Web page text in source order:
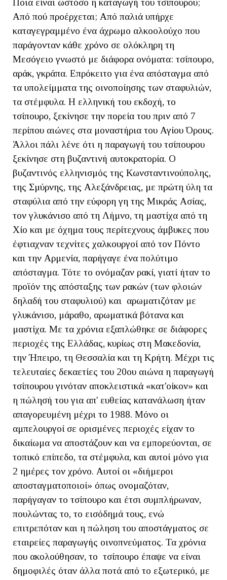
Ποια είναι ωστόσο η καταγωγή του τσίπουρου;
Από πού προέρχεται; Από παλιά υπήρχε
καταγεγραμμένο ένα άχρωμο αλκοολούχο που
παράγονταν κάθε χρόνο σε ολόκληρη τη
Μεσόγειο γνωστό με διάφορα ονόματα: τσίπουρο,
αράκ, γκράπα. Επρόκειτο για ένα απόσταγμα από
τα υπολείμματα της οινοποίησης των σταφυλιών,
τα στέμφυλα. Η ελληνική του εκδοχή, το
τσίπουρο, ξεκίνησε την πορεία του πριν από 7
περίπου αιώνες στα μοναστήρια του Αγίου Όρους.
Άλλοι πάλι λένε ότι η παραγωγή του τσίπουρου
ξεκίνησε στη βυζαντινή αυτοκρατορία. Ο
βυζαντινός ελληνισμός της Κωνσταντινούπολης,
της Σμύρνης, της Αλεξάνδρειας, με πρώτη ύλη τα
σταφύλια από την εύφορη γη της Μικράς Ασίας,
τον γλυκάνισο από τη Λήμνο, τη μαστίχα από τη
Χίο και με όχημα τους περίτεχνους άμβυκες που
έφτιαχναν τεχνίτες χαλκουργοί από τον Πόντο
και την Αρμενία, παρήγαγε ένα πολύτιμο
απόσταγμα. Τότε το ονόμαζαν ρακί, γιατί ήταν το
προϊόν της απόσταξης των ρακών (των φλοιών
δηλαδή του σταφυλιού) και αρωματιζόταν με
γλυκάνισο, μάραθο, αρωματικά βότανα και
μαστίχα. Με τα χρόνια εξαπλώθηκε σε διάφορες
περιοχές της Ελλάδας, κυρίως στη Μακεδονία,
την Ήπειρο, τη Θεσσαλία και τη Κρήτη. Μέχρι τις
τελευταίες δεκαετίες του 20ου αιώνα η παραγωγή
τσίπουρου γινόταν αποκλειστικά «κατ'οίκον» και
η πώλησή του για απ' ευθείας κατανάλωση ήταν
απαγορευμένη μέχρι το 1988. Μόνο οι
αμπελουργοί σε ορισμένες περιοχές είχαν το
δικαίωμα να αποστάζουν και να εμπορεύονται, σε
τοπικό επίπεδο, τα στέμφυλα, και αυτοί μόνο για
2 ημέρες τον χρόνο. Αυτοί οι «διήμεροι
αποσταγματοποιοί» όπως ονομαζόταν,
παρήγαγαν το τσίπουρο και έτσι συμπλήρωναν,
πουλώντας το, το εισόδημά τους, ενώ
επιτρεπόταν και η πώληση του αποστάγματος σε
εταιρείες παραγωγής οινοπνεύματος. Τα χρόνια
που ακολούθησαν, το τσίπουρο έπαψε να είναι
δημοφιλές όταν άλλα ποτά από το εξωτερικό, με